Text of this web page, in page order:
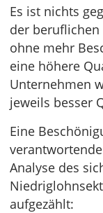
Es ist nichts
der
ohne mehr
eine höhere
Unternehmen
jeweils besser
Eine
Analyse des
aufgezählt: